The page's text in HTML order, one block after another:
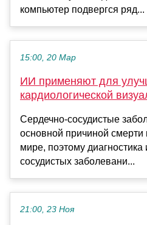
компьютер подвергся ряд...
15:00, 20 Мар
ИИ применяют для
кардиологической
Сердечно-сосудистые
основной причиной смерти
мире, поэтому диагностика
сосудистых заболевани...
21:00, 23 Ноя